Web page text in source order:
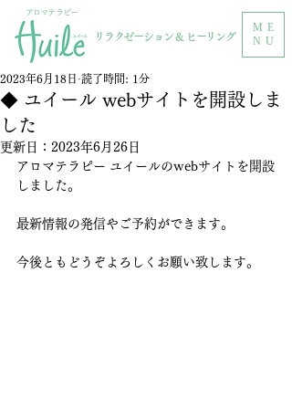
ME
NU
アロマテラピー
リラクゼーション & ヒーリング
◆ ユイール webサイトを開設しま
した
2023年6月18日 読了時間: 1分
更新日： 2023年6月26日
アロマテラピー ユイールのwebサイトを開設
しました。
最新情報の発信やご予約ができます。
今後ともどうぞよろしくお願い致します。